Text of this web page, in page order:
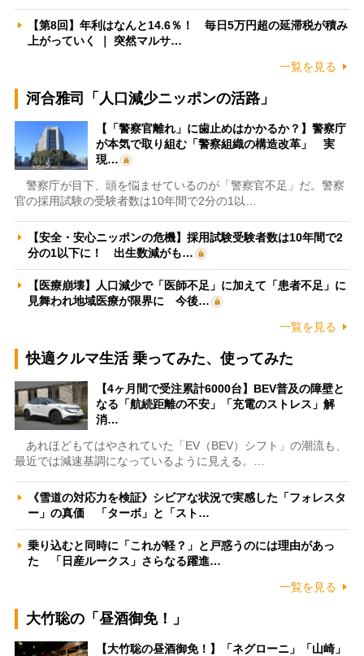
【第8回】年利はなんと14.6％！ 毎日5万円超の延滞税が積み
上がっていく ｜ 突然マルサ…
一覧を見る
河合雅司「人口減少ニッポンの活路」
【「警察官離れ」に歯止めはかかるか？】警察庁
が本気で取り組む「警察組織の構造改革」 実
現…
警察庁が目下、頭を悩ませているのが「警察官不足」だ。警察
官の採用試験の受験者数は10年間で2分の1以…
【安全・安心ニッポンの危機】採用試験受験者数は10年間で2
分の1以下に！ 出生数減がも…
【医療崩壊】人口減少で「医師不足」に加えて「患者不足」に
見舞われ地域医療が限界に 今後…
一覧を見る
快適クルマ生活 乗ってみた、使ってみた
【4ヶ月間で受注累計6000台】BEV普及の障壁と
なる「航続距離の不安」「充電のストレス」解
消…
あれほどもてはやされていた「EV（BEV）シフト」の潮流も、
最近では減速基調になっているように見える。…
《雪道の対応力を検証》シビアな状況で実感した「フォレスタ
ー」の真価 「ターボ」と「スト…
乗り込むと同時に「これが軽？」と戸惑うのには理由があっ
た 「日産ルークス」さらなる躍進…
一覧を見る
大竹聡の「昼酒御免！」
【大竹聡の昼酒御免！】「ネグローニ」「山崎」